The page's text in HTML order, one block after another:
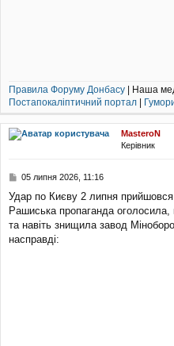
Правила Форуму Донбасу | Наша
Постапокаліптичний портал
MasteroN
Керівник
П
в
і
д
о
05 липня 2026, 11:16
Удар по Києву 2 липня прийшовся
Рашиська пропаганда
та навіть знищила завод
насправді: